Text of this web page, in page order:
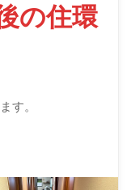
の住環
す。